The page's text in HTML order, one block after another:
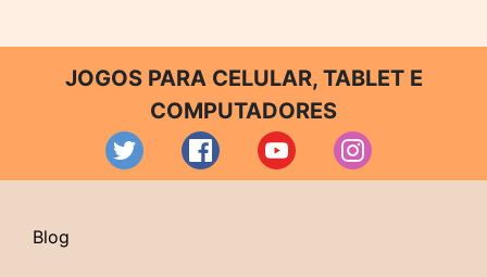
JOGOS PARA CELULAR, TABLET E
COMPUTADORES
Blog